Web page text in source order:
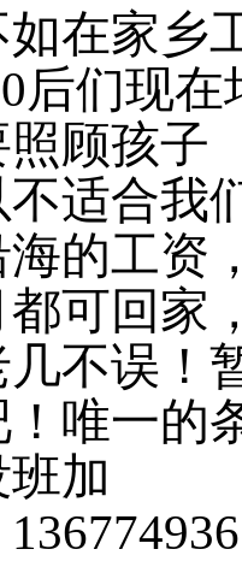
在家乡
后们现
顾孩子
适合我
的工资
可回家
不误！
唯一的
加